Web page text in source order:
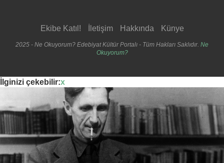
Ekibe Katıl! İletişim Hakkında Künye
2025 - Ne Okuyorum? Edebiyat Kültür Portalı - Tüm Hakları Saklıdır. Ne
Okuyorum?
İlginizi çekebilir:x